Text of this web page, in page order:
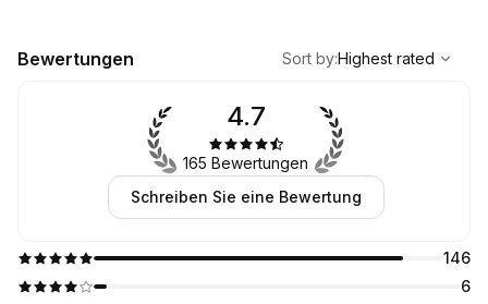
Bewertungen
Highest rated
Sort by:Highest rated
146
6
4.7
165 Bewertungen
Schreiben Sie eine Bewertung